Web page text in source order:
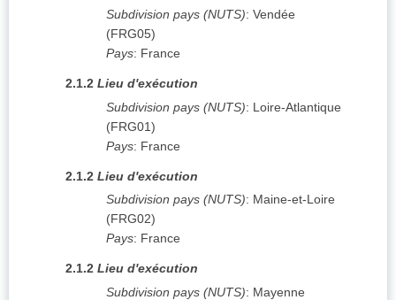
Subdivision pays (NUTS): Vendée
(FRG05)
Pays: France
2.1.2 Lieu d'exécution
Subdivision pays (NUTS): Loire-Atlantique
(FRG01)
Pays: France
2.1.2 Lieu d'exécution
Subdivision pays (NUTS): Maine-et-Loire
(FRG02)
Pays: France
2.1.2 Lieu d'exécution
Subdivision pays (NUTS): Mayenne